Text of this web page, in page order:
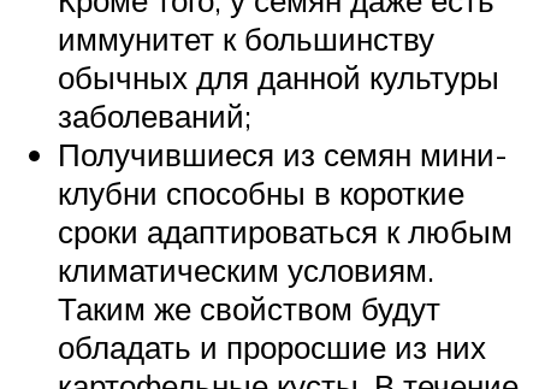
иммунитет к большинству
обычных для данной культуры
заболеваний;
Получившиеся из семян мини-
клубни способны в короткие
сроки адаптироваться к любым
климатическим условиям.
Таким же свойством будут
обладать и проросшие из них